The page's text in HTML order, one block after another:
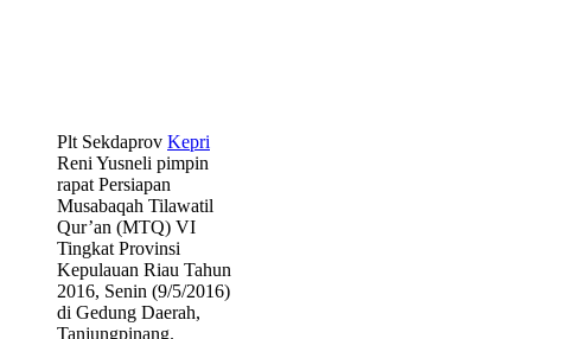
Plt Sekdaprov Kepri
Reni Yusneli pimpin
rapat Persiapan
Musabaqah Tilawatil
Qur’an (MTQ) VI
Tingkat Provinsi
Kepulauan Riau Tahun
2016, Senin (9/5/2016)
di Gedung Daerah,
Tanjungpinang.